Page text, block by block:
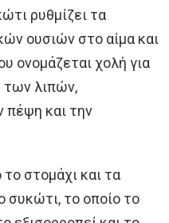
ρυθμίζει τα
ουσιών στο αίμα και
ονομάζεται χολή για
των λιπών,
πέψη και την
στομάχι και τα
συκώτι, το οποίο το